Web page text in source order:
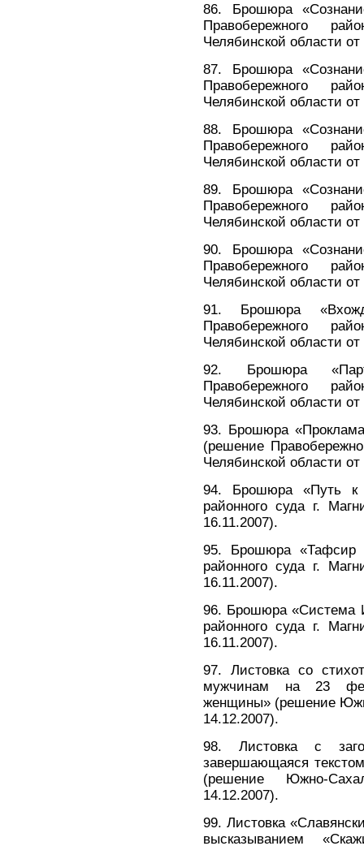
86. Брошюра
Правобережного
Челябинской области
87. Брошюра
Правобережного
Челябинской области
88. Брошюра
Правобережного
Челябинской области
89. Брошюра
Правобережного
Челябинской области
90. Брошюра
Правобережного
Челябинской области
91. Брошюра
Правобережного
Челябинской области
92. Брошюра
Правобережного
Челябинской области
93. Брошюра
(решение
Челябинской области
94. Брошюра «Путь к
районного суда г.
16.11.2007).
95. Брошюра «Тафсир
районного суда г.
16.11.2007).
96. Брошюра «Система
районного суда г.
16.11.2007).
97. Листовка со
мужчинам на 23
женщины» (решение
14.12.2007).
98. Листовка с
завершающаяся
(решение Южно-
14.12.2007).
99. Листовка
высказыванием